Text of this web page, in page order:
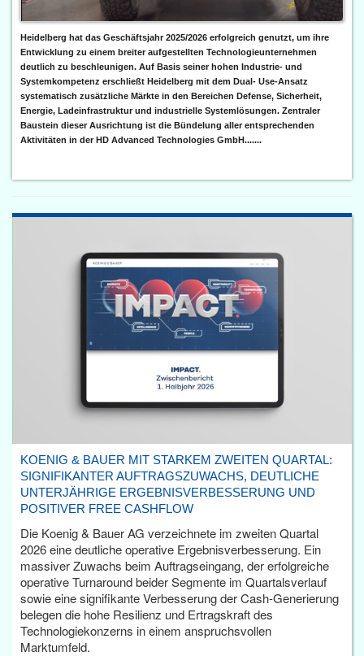
Heidelberg hat das Geschäftsjahr 2025/2026 erfolgreich genutzt, um ihre
Entwicklung zu einem breiter aufgestellten Technologieunternehmen
deutlich zu beschleunigen. Auf Basis seiner hohen Industrie- und
Systemkompetenz erschließt Heidelberg mit dem Dual- Use-Ansatz
systematisch zusätzliche Märkte in den Bereichen Defense, Sicherheit,
Energie, Ladeinfrastruktur und industrielle Systemlösungen. Zentraler
Baustein dieser Ausrichtung ist die Bündelung aller entsprechenden
Aktivitäten in der HD Advanced Technologies GmbH.......
KOENIG & BAUER MIT STARKEM ZWEITEN QUARTAL:
SIGNIFIKANTER AUFTRAGSZUWACHS, DEUTLICHE
UNTERJÄHRIGE ERGEBNISVERBESSERUNG UND
POSITIVER FREE CASHFLOW
Die Koenig & Bauer AG verzeichnete im zweiten Quartal
2026 eine deutliche operative Ergebnisverbesserung. Ein
massiver Zuwachs beim Auftragseingang, der erfolgreiche
operative Turnaround beider Segmente im Quartalsverlauf
sowie eine signifikante Verbesserung der Cash-Generierung
belegen die hohe Resilienz und Ertragskraft des
Technologiekonzerns in einem anspruchsvollen
Marktumfeld.